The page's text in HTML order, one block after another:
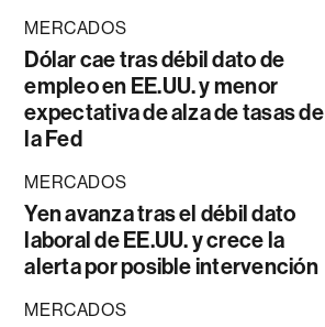
MERCADOS
Dólar cae tras débil dato de
empleo en EE.UU. y menor
expectativa de alza de tasas de
la Fed
MERCADOS
Yen avanza tras el débil dato
laboral de EE.UU. y crece la
alerta por posible intervención
MERCADOS